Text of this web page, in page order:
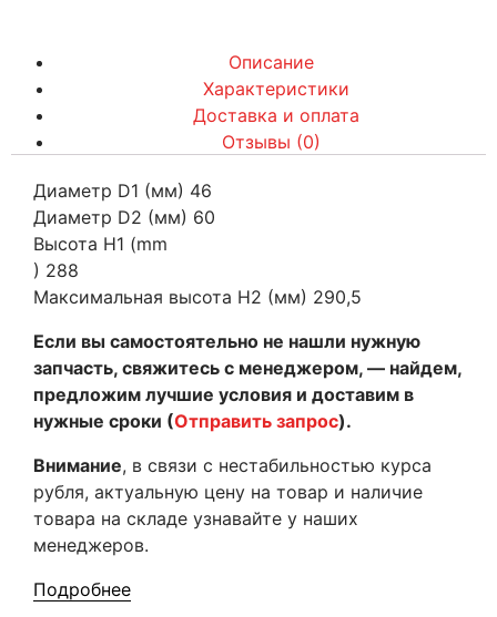
Описание
Характеристики
Доставка и оплата
Отзывы (0)
Диаметр D1 (мм) 46
Диаметр D2 (мм) 60
Высота H1 (mm
) 288
Максимальная высота H2 (мм) 290,5
Если вы самостоятельно не нашли нужную
запчасть, свяжитесь с менеджером, — найдем,
предложим лучшие условия и доставим в
нужные сроки (Отправить запрос).
Внимание, в связи с нестабильностью курса
рубля, актуальную цену на товар и наличие
товара на складе узнавайте у наших
менеджеров.
Подробнее